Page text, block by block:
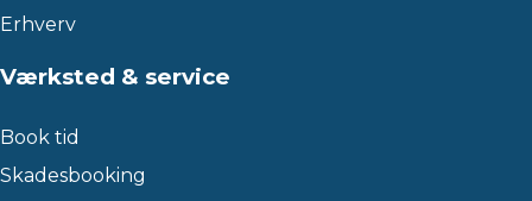
Erhverv
Værksted & service
Book tid
Skadesbooking